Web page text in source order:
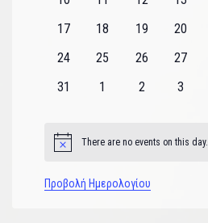
0
17
0
18
0
19
0
20
0
24
0
25
0
26
0
27
0
31
0
1
0
2
0
3
Notice There are no events on this day.
Προβολή Ημερολογίου